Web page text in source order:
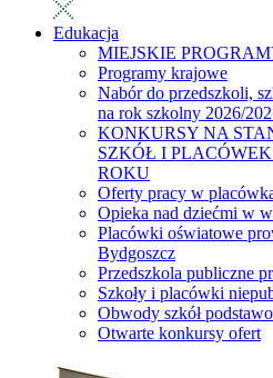
Edukacja
MIEJSKIE
Programy krajowe
Nabór do przedszkoli,
na rok szkolny 2026/
KONKURSY NA
SZKÓŁ I
ROKU
Oferty pracy w
Opieka nad dziećmi w
Placówki oświatowe
Bydgoszcz
Przedszkola publiczne
Szkoły i placówki
Obwody szkół
Otwarte konkursy ofert